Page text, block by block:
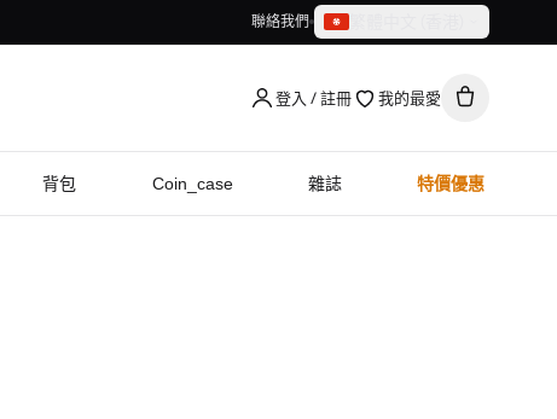
聯絡我們
繁體中文（香港）
登入 / 註冊 我的最愛
背包 Coin_case 雜誌 特價優惠